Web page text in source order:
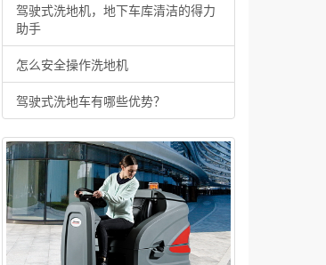
驾驶式洗地机，地下车库清洁的得力
助手
怎么安全操作洗地机
驾驶式洗地车有哪些优势？